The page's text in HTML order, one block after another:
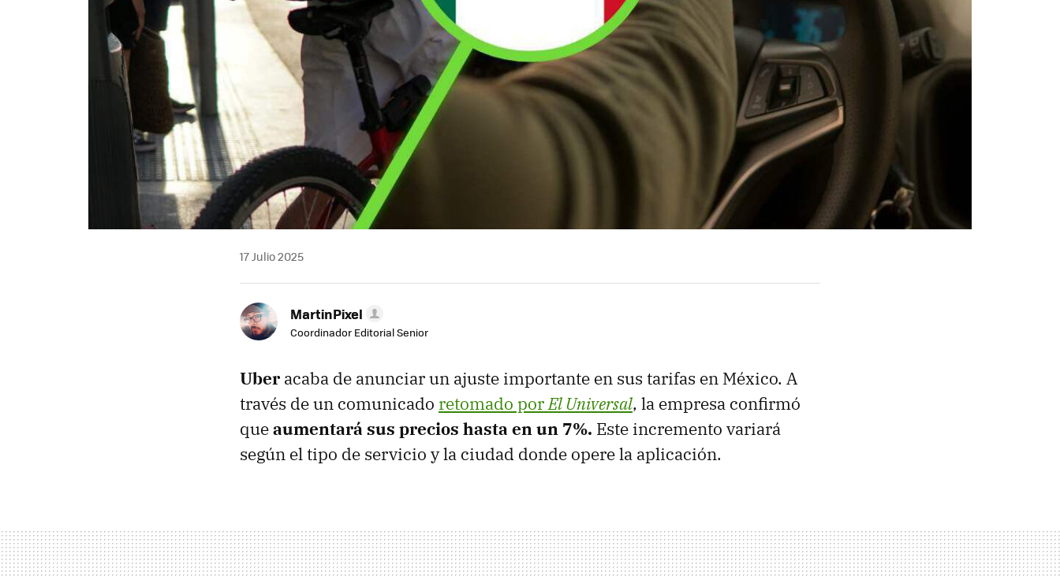
17 Julio 2025
MartinPixel
Coordinador Editorial Senior
Uber acaba de anunciar un ajuste importante en sus tarifas en México. A
través de un comunicado retomado porEl Universal, la empresa confirmó
queaumentará sus precios hasta en un 7%. Este incremento variará
según el tipo de servicio y la ciudad donde opere la aplicación.